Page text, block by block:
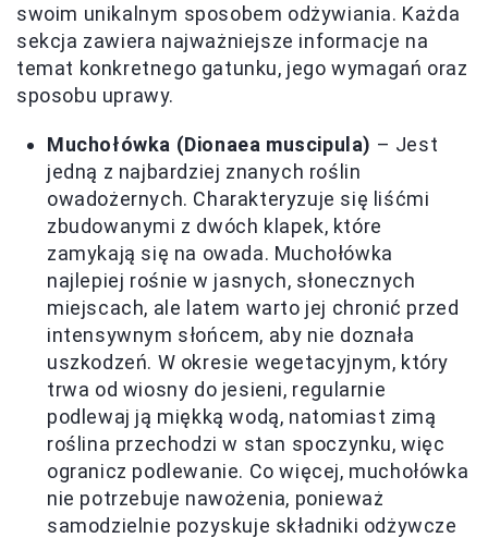
swoim unikalnym sposobem odżywiania. Każda
sekcja zawiera najważniejsze informacje na
temat konkretnego gatunku, jego wymagań oraz
sposobu uprawy.
Muchołówka (Dionaea muscipula) – Jest
jedną z najbardziej znanych roślin
owadożernych. Charakteryzuje się liśćmi
zbudowanymi z dwóch klapek, które
zamykają się na owada. Muchołówka
najlepiej rośnie w jasnych, słonecznych
miejscach, ale latem warto jej chronić przed
intensywnym słońcem, aby nie doznała
uszkodzeń. W okresie wegetacyjnym, który
trwa od wiosny do jesieni, regularnie
podlewaj ją miękką wodą, natomiast zimą
roślina przechodzi w stan spoczynku, więc
ogranicz podlewanie. Co więcej, muchołówka
nie potrzebuje nawożenia, ponieważ
samodzielnie pozyskuje składniki odżywcze